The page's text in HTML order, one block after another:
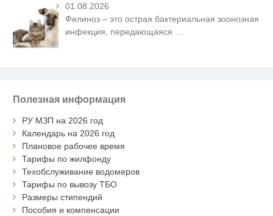
01.08.2026
Фелиноз – это острая бактериальная зоонозная
инфекция, передающаяся
Полезная информация
РУ МЗП на 2026 год
Календарь на 2026 год
Плановое рабочее время
Тарифы по жилфонду
Техобслуживание водомеров
Тарифы по вывозу ТБО
Размеры стипендий
Пособия и компенсации